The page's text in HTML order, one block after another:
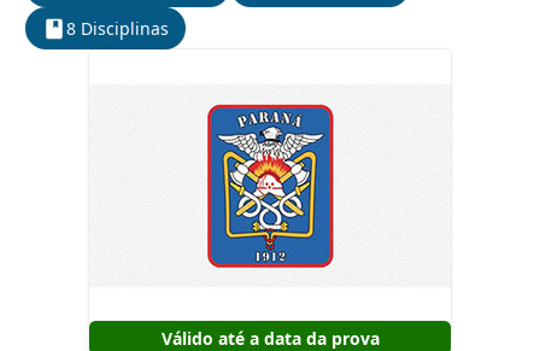
8 Disciplinas
Válido até a data da prova